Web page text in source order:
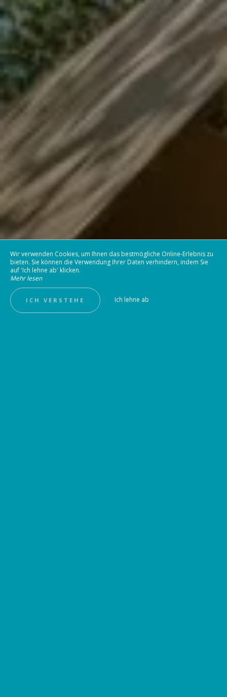
Wir verwenden Cookies, um Ihnen das bestmögliche Online-Erlebnis zu
bieten. Sie können die Verwendung Ihrer Daten verhindern, indem Sie
auf 'Ich lehne ab' klicken.
Mehr lesen
ICH VERSTEHE Ich lehne ab